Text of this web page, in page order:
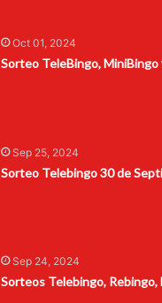
Oct 01, 2024
Sorteo TeleBingo, MiniBingo
Sep 25, 2024
Sorteo Telebingo 30 de
Sep 24, 2024
Sorteos Telebingo, Rebingo,